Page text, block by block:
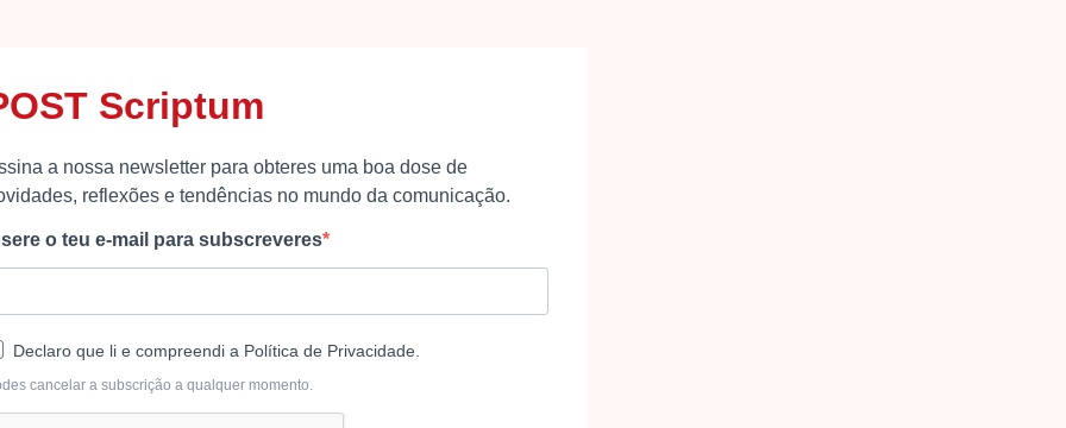
Scriptum
a nossa newsletter para obteres uma boa dose de
reflexões e tendências no mundo da comunicação.
o teu e-mail para subscreveres
Declaro que li e compreendi a Política de Privacidade.
cancelar a subscrição a qualquer momento.